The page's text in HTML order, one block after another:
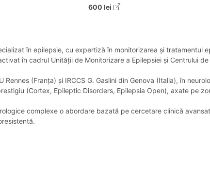
600 lei
în epilepsie, cu expertiză în monitorizarea și tratamentul
în cadrul Unității de Monitorizare a Epilepsiei și Centrului
(Franța) și IRCCS G. Gaslini din Genova (Italia), în
(Cortex, Epileptic Disorders, Epilepsia Open), axate pe
complexe o abordare bazată pe cercetare clinică